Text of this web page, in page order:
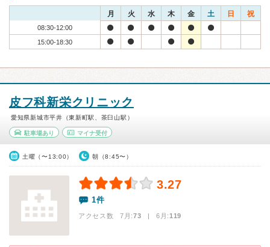
月 火 水 木 金 土 日 祝
08:30-12:00
15:00-18:30
皮フ科新栄クリニック
愛知県新城市平井（東新町駅、茶臼山駅）
駐車場あり マイナ受付
土曜（〜13:00） 朝（8:45〜）
3.27
1件
アクセス数 7月:73 | 6月:119